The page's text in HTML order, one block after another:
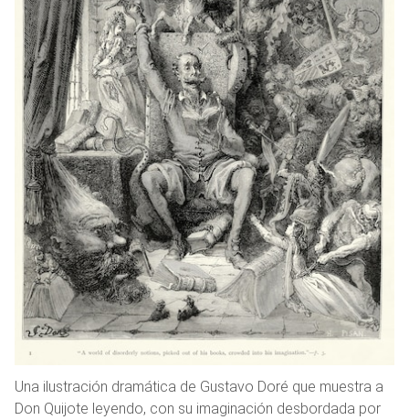
Una ilustración dramática de Gustavo Doré que muestra a
Don Quijote leyendo, con su imaginación desbordada por